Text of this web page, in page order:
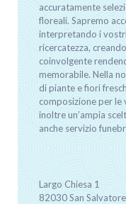
accuratamente
floreali. Sapremo
interpretando i
ricercatezza,
coinvolgente
memorabile. Nella
di piante e fiori
composizione per le
inoltre un’ampia
anche servizio
Largo Chiesa 1
82030San